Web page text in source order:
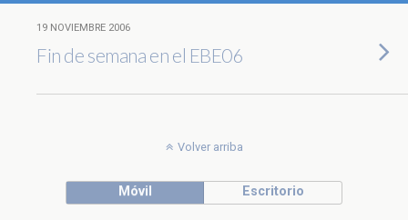
19 NOVIEMBRE 2006
Fin de semana en el EBE06
Volver arriba
Móvil Escritorio